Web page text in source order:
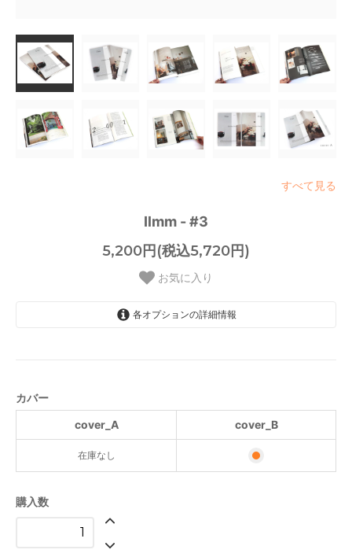
すべて見る
Ilmm - #3
5,200円(税込5,720円)
お気に入り
各オプションの詳細情報
カバー
cover_A
cover_B
在庫なし
購入数